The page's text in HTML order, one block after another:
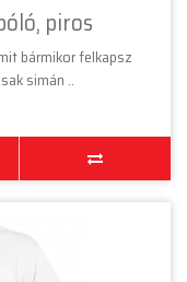
piros
bármikor felkapsz
simán ..